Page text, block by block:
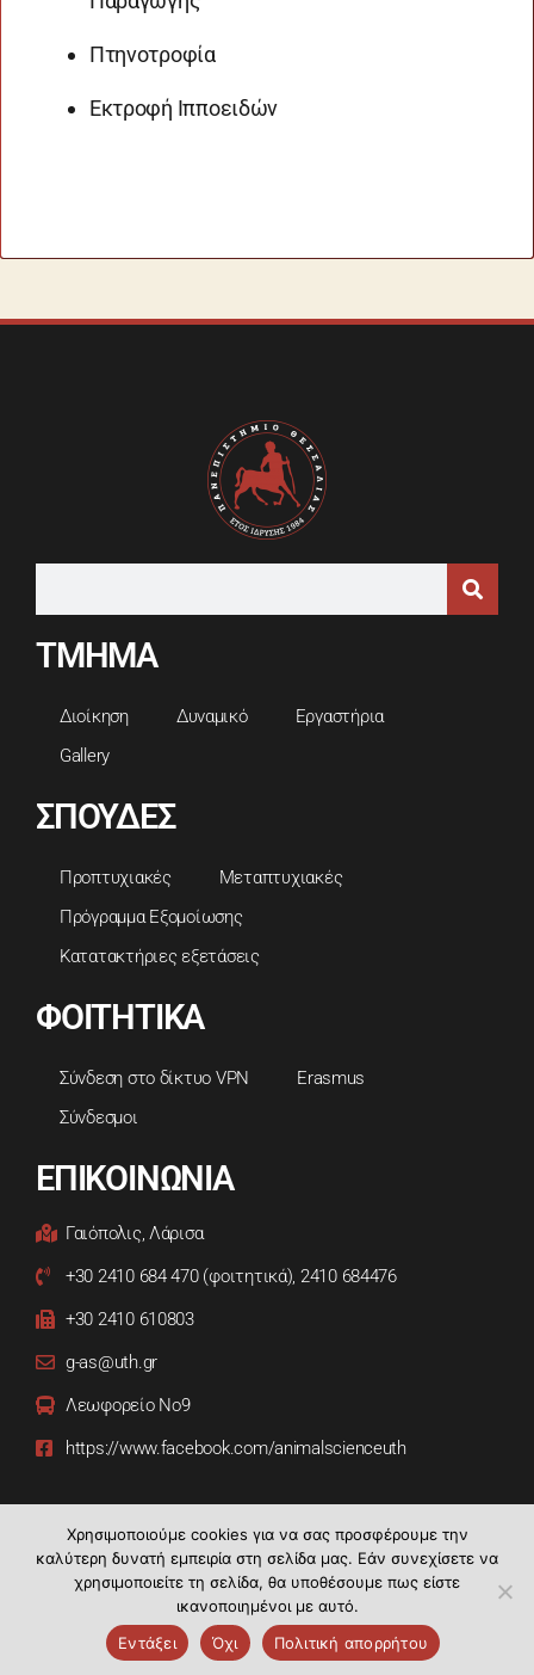
Πτηνοτροφία
Εκτροφή Ιπποειδών
ΤΜΗΜΑ
Διοίκηση Δυναμικό
Εργαστήρια
Gallery
ΣΠΟΥΔΕΣ
Προπτυχιακές
Μεταπτυχιακές
Πρόγραμμα Εξομοίωσης
Κατατακτήριες εξετάσεις
ΦΟΙΤΗΤΙΚΑ
Σύνδεση στο δίκτυο VPN
Erasmus
Σύνδεσμοι
ΕΠΙΚΟΙΝΩΝΙΑ
Γαιόπολις, Λάρισα
+30 2410 684 470 (φοιτητικά), 2410 684476
+30 2410 610803
g-as@uth.gr
Λεωφορείο Νο9
https://www.facebook.com/animalscienceuth
Τμήμα Επιστήμης Ζωικής Παραγωγής | Copyright © 2021.
Χρησιμοποιούμε cookies για να σας προσφέρουμε την
καλύτερη δυνατή εμπειρία στη σελίδα μας. Εάν συνεχίσετε να
χρησιμοποιείτε τη σελίδα, θα υποθέσουμε πως είστε
ικανοποιημένοι με αυτό.
Εντάξει
Όχι Πολιτική απορρήτου